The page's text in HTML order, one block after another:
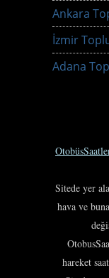
Ankara
İzmir
Adana
Sitede yer
hava ve
hareket